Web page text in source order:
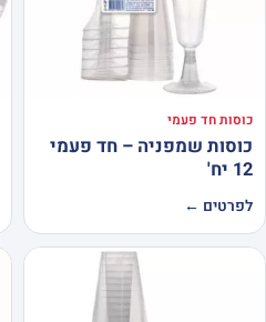
כוסות חד פעמי
כוסות שמפניה – חד פעמי
12 יח'
לפרטים ←